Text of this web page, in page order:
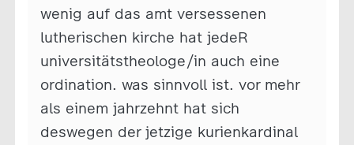
wenig auf das amt versessenen
lutherischen kirche hat jedeR
universitätstheologe/in auch eine
ordination. was sinnvoll ist. vor mehr
als einem jahrzehnt hat sich
deswegen der jetzige kurienkardinal